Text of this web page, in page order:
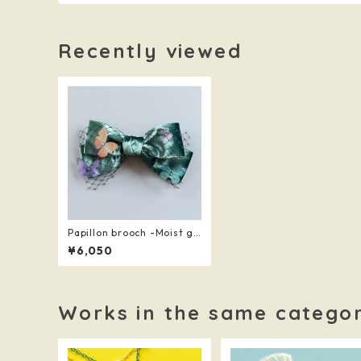
Recently viewed
Papillon brooch -Moist gr
een ( i )-
¥6,050
Works in the same